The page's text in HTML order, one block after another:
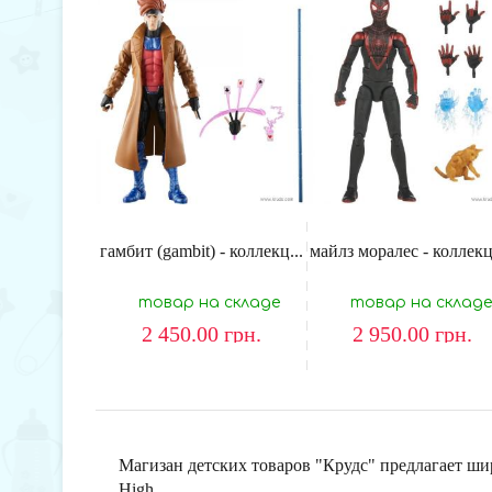
гамбит (gambit) - коллекц...
товар на складе
2 450.00 грн.
майлз моралес -
товар на складе
2 950.00грн.
Магизан детских товаров "Крудс" предлагает